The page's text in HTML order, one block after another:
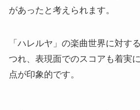
があったと考えられます。
「ハレルヤ」の楽曲世界に対す
つれ、表現面でのスコアも着実
点が印象的です。